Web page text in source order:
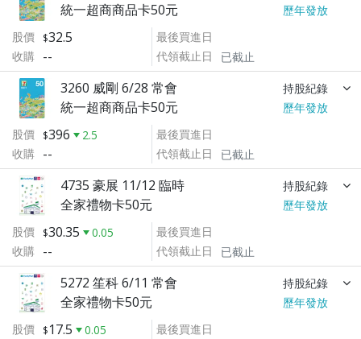
統一超商商品卡50元
歷年發放
股價
32.5
收購 --
最後買進日
代領截止日
已截止
3260 威剛 6/28 常會 持股紀錄
統一超商商品卡50元
歷年發放
股價
396
2.5
收購 --
最後買進日
代領截止日
已截止
4735 豪展 11/12 臨時 持股紀錄
全家禮物卡50元
歷年發放
股價
30.35
0.05
收購 --
最後買進日
代領截止日
已截止
5272 笙科 6/11 常會 持股紀錄
全家禮物卡50元
歷年發放
股價
17.5
0.05
最後買進日